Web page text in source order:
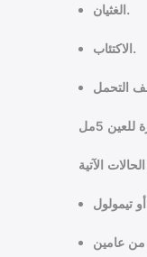
الغثيان.
الاكتئاب.
5مل